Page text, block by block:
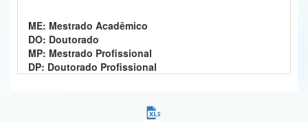
Secretaria de Governo
Gabinete de Segurança Institucional
Advocacia-Geral da União
ME: Mestrado Acadêmico
DO: Doutorado
MP: Mestrado Profissional
DP: Doutorado Profissional